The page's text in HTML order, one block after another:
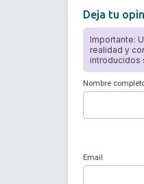
Deja tu
Importante:
realidad y
introducidos
Nombre
Email